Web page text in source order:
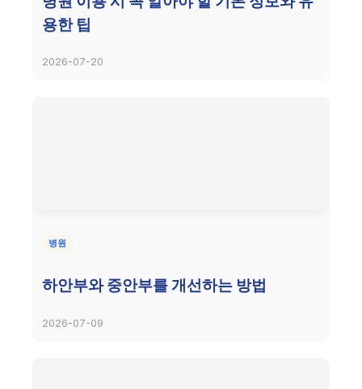
용한 팁
2026-07-20
병원
하안부와 중안부를 개선하는 방법
2026-07-09